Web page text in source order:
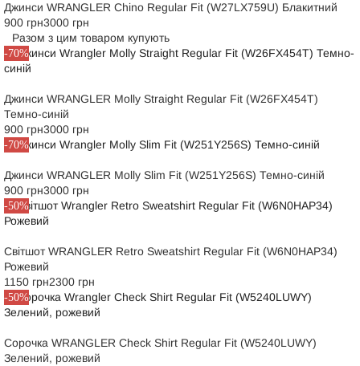
Джинси WRANGLER Chino Regular Fit (W27LX759U) Блакитний
900 грн3000 грн
Разом з цим товаром купують
-70%
Джинси WRANGLER Molly Straight Regular Fit (W26FX454T)
Темно-синій
900 грн3000 грн
-70%
Джинси WRANGLER Molly Slim Fit (W251Y256S) Темно-синій
900 грн3000 грн
-50%
Світшот WRANGLER Retro Sweatshirt Regular Fit (W6N0HAP34)
Рожевий
1150 грн2300 грн
-50%
Сорочка WRANGLER Check Shirt Regular Fit (W5240LUWY)
Зелений, рожевий